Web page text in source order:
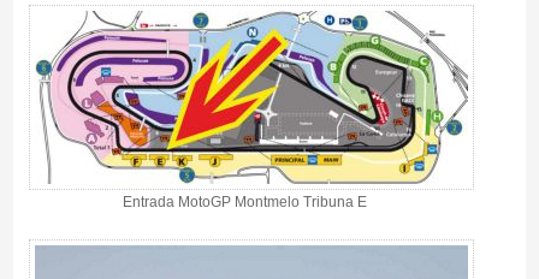
Entrada MotoGP Montmelo Tribuna E